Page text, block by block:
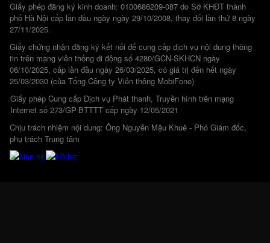
Giấy phép đăng ký kinh doanh: 0100686209-087 do Sở KHĐT thành
phố Hà Nội cấp lần đầu ngày ngày 29/10/2008, thay đổi lần thứ 8 ngày
27/11/2025.
Giấy chứng nhận đăng ký kết nối để cung cấp dịch vụ nội dung thông
tin trên mạng viễn thông di động số 4280/GCN-SKHCN ngày
06/10/2025, cấp lần đầu ngày 26/03/2025, có giá trị đến hết ngày
25/03/2030 (của Tổng Công ty Viễn thông MobiFone)
Giấy phép Cung cấp Dịch vụ Phát thanh, Truyền hình trên mạng
Internet số 273/GP-BTTTT cấp ngày 12/05/2021
Chịu trách nhiệm nội dung: Ông Nguyễn Mậu Khuê - Phó Giám đốc,
phụ trách Trung tâm